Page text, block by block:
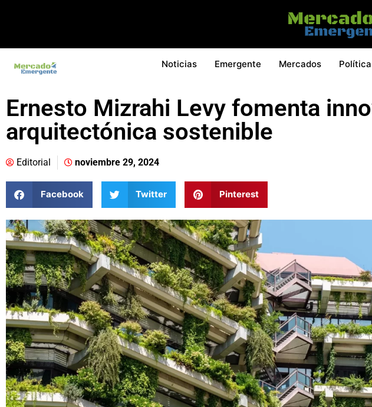
Noticias Emergente Mercados Política
Ernesto Mizrahi Levy fomenta
arquitectónica sostenible
Editorial noviembre 29, 2024
Facebook Twitter Pinterest